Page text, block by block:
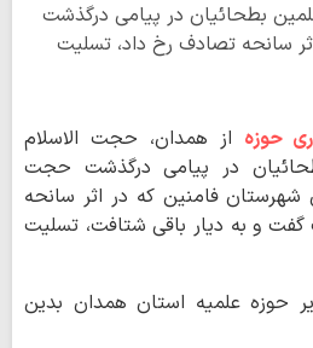
بطحائیان در پیامی درگذشت
سانحه تصادف رخ داد، تسلیت
حوزه از همدان، حجت الاسلام
در پیامی درگذشت حجت
شهرستان فامنین که در اثر سانحه
و به دیار باقی شتافت، تسلیت
حوزه علمیه استان همدان بدین